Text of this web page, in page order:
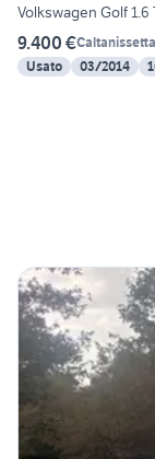
Volkswagen Golf
9.400 €Caltanissetta
Usato
03/2014